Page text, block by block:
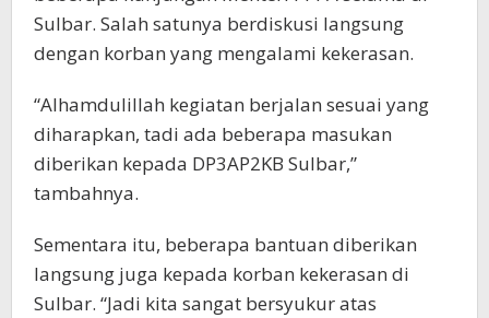
Sulbar. Salah satunya berdiskusi langsung
dengan korban yang mengalami kekerasan.
“Alhamdulillah kegiatan berjalan sesuai yang
diharapkan, tadi ada beberapa masukan
diberikan kepada DP3AP2KB Sulbar,”
tambahnya.
Sementara itu, beberapa bantuan diberikan
langsung juga kepada korban kekerasan di
Sulbar. “Jadi kita sangat bersyukur atas